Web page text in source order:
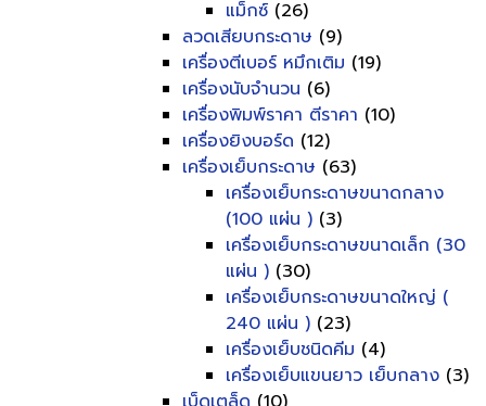
แม็กซ์ (26)
ลวดเสียบกระดาษ (9)
เครื่องตีเบอร์ หมึกเติม (19)
เครื่องนับจำนวน (6)
เครื่องพิมพ์ราคา ตีราคา (10)
เครื่องยิงบอร์ด (12)
เครื่องเย็บกระดาษ (63)
เครื่องเย็บกระดาษขนาดกลาง
(100 แผ่น ) (3)
เครื่องเย็บกระดาษขนาดเล็ก (30
แผ่น ) (30)
เครื่องเย็บกระดาษขนาดใหญ่ (
240 แผ่น ) (23)
เครื่องเย็บชนิดคีม (4)
เครื่องเย็บแขนยาว เย็บกลาง (3)